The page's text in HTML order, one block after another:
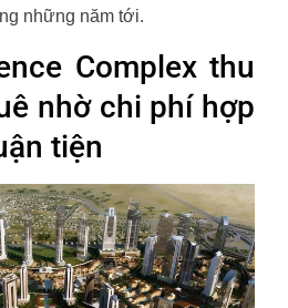
những năm tới.
Complex thu
nhờ chi phí hợp
tiện